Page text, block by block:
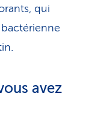
qui
avez